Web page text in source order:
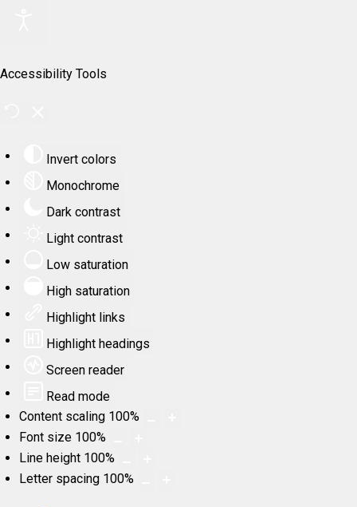
Accessibility Tools
Invert colors
Monochrome
Dark contrast
Light contrast
Low saturation
High saturation
Highlight links
Highlight headings
Screen reader
Read mode
Content scaling 100%
Font size 100%
Line height 100%
Letter spacing 100%